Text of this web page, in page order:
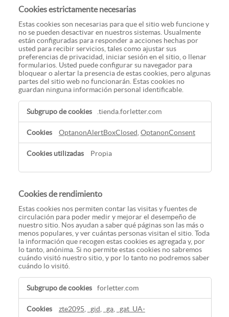
Cookies estrictamente necesarias
Estas cookies son necesarias para que el sitio web funcione y
no se pueden desactivar en nuestros sistemas. Usualmente
están configuradas para responder a acciones hechas por
usted para recibir servicios, tales como ajustar sus
preferencias de privacidad, iniciar sesión en el sitio, o llenar
formularios. Usted puede configurar su navegador para
bloquear o alertar la presencia de estas cookies, pero algunas
partes del sitio web no funcionarán. Estas cookies no
guardan ninguna información personal identificable.
Cookies
estrictamente
necesarias
.tienda.forletter.com
OptanonAlertBoxClosed OptanonConsent
Propia
Cookies de rendimiento
Estas cookies nos permiten contar las visitas y fuentes de
circulación para poder medir y mejorar el desempeño de
nuestro sitio. Nos ayudan a saber qué páginas son las más o
menos populares, y ver cuántas personas visitan el sitio. Toda
la información que recogen estas cookies es agregada y, por
lo tanto, anónima. Si no permite estas cookies no sabremos
cuándo visitó nuestro sitio, y por lo tanto no podremos saber
cuándo lo visitó.
Cookies
de
rendimiento
forletter.com
zte2095 _gid _ga, _gat_UA-